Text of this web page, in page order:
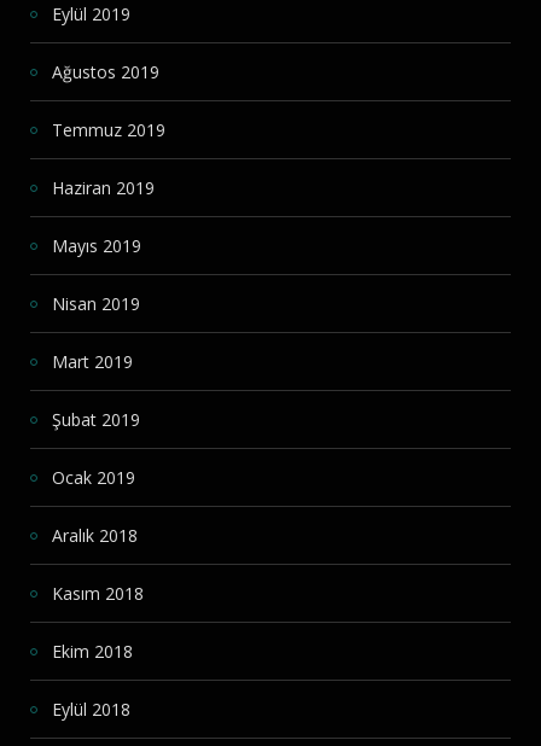
Eylül 2019
Ağustos 2019
Temmuz 2019
Haziran 2019
Mayıs 2019
Nisan 2019
Mart 2019
Şubat 2019
Ocak 2019
Aralık 2018
Kasım 2018
Ekim 2018
Eylül 2018